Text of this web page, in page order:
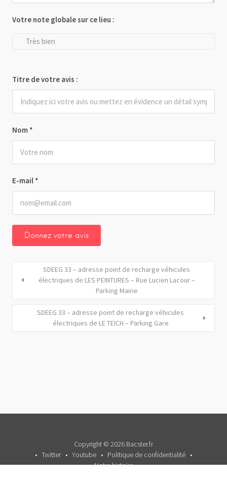
Nom *
E-mail *
Votre note globale sur ce lieu :
Très bien
Titre de votre avis :
SDEEG 33 – adresse point de recharge véhicules
électriques de LES PEINTURES – Rue Lucien Lacour –
Parking Mairie
SDEEG 33 – adresse point de recharge véhicules
électriques de LE TEICH – Parking Gare
Copyright © 2026 Bacster.fr
Twitter
Youtube
Politique de confidentialité
Notre histoire